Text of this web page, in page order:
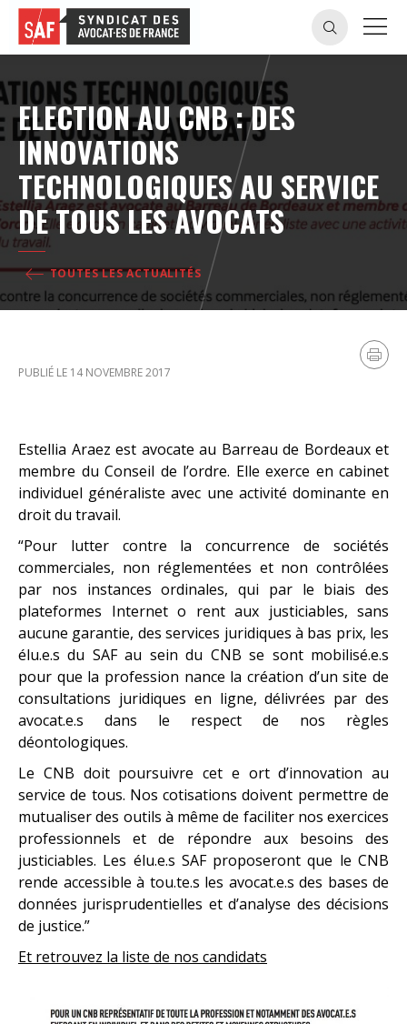
ELECTION AU CNB : DES
INNOVATIONS
TECHNOLOGIQUES AU SERVICE
DE TOUS LES AVOCATS
TOUTES LES ACTUALITÉS
PUBLIÉ LE 14 NOVEMBRE 2017
Estellia Araez est avocate au Barreau de Bordeaux et
membre du Conseil de l’ordre. Elle exerce en cabinet
individuel généraliste avec une activité dominante en
droit du travail.
“Pour lutter contre la concurrence de sociétés
commerciales, non réglementées et non contrôlées
par nos instances ordinales, qui par le biais des
plateformes Internet o rent aux justiciables, sans
aucune garantie, des services juridiques à bas prix, les
élu.e.s du SAF au sein du CNB se sont mobilisé.e.s
pour que la profession nance la création d’un site de
consultations juridiques en ligne, délivrées par des
avocat.e.s dans le respect de nos règles
déontologiques.
Le CNB doit poursuivre cet e ort d’innovation au
service de tous. Nos cotisations doivent permettre de
mutualiser des outils à même de faciliter nos exercices
professionnels et de répondre aux besoins des
justiciables. Les élu.e.s SAF proposeront que le CNB
rende accessible à tou.te.s les avocat.e.s des bases de
données jurisprudentielles et d’analyse des décisions
de justice.”
Et retrouvez la liste de nos candidats